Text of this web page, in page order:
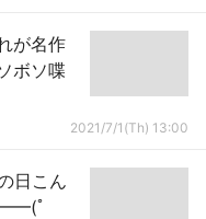
が名作
ボソ喋
2021/7/1(Th) 13:00
日こん
ﾟ